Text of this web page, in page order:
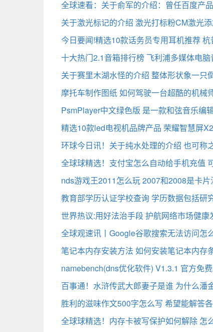
全球速看：关于俞军的介绍：曾任百度产
关于激光标记的介绍 激光打标粉CM激光
今日要闻!精选10款话务员专用耳机推荐
十大热门2.1音箱排行榜 飞利浦多媒体电脑
关于赛里木湖水怪的介绍 整体形状象一只
摩托车制作图纸 如何驾驶一台超酷的机械
PsmPlayer中文绿色版 是一款和弦音乐编
精选10款led电视机品牌产品 荣耀智慧屏
环球今日讯！关于纯水处理的介绍 也可称
全球球精选！支付宝怎么自动给手机充值
nds游戏王2011怎么玩 2007和2008是卡
教育部学历认证学校查询 学历数据包括研
世界热议:用好法治手段 护航网络市场健康
全球观速讯丨Google谷歌搜索无法访问怎
笔记本内存安装方法 如何安装笔记本内存
namebench(dns优化软件) V1.3.1 官方免
百事通！水浒传武大郎妻子是谁 为什么潘
胜利的滋味作文500字怎么写 希望能解答
全球球精选！内存卡被写保护如何解除 怎